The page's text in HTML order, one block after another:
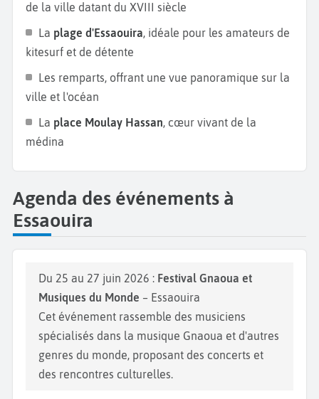
profiter du calme de la mer. Pour finir en beauté,
faites une promenade sur les remparts. Vous
assisterez à de somptueux couchers de soleil sur
l’Atlantique. Les
remparts d'Essaouira
offrent une
vue imprenable sur l'océan et la médina,
de la ville datant du XVIII siècle
La plage d'Essaouira, idéale pour les amateurs de
kitesurf et de détente
Les remparts, offrant une vue panoramique sur la
ville et l'océan
La place Moulay Hassan, cœur vivant de la
médina
Agenda des événements à
Essaouira
Du 25 au 27 juin 2026 : Festival Gnaoua et
Musiques du Monde – Essaouira
Cet événement rassemble des musiciens
spécialisés dans la musique Gnaoua et d'autres
genres du monde, proposant des concerts et
des rencontres culturelles.